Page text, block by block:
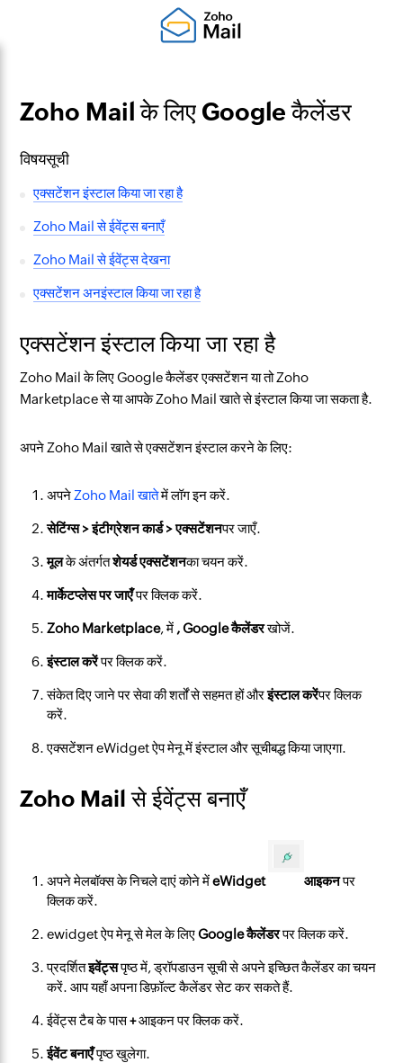
Zoho Mail के लिए Google कैलेंडर
विषयसूची
एक्सटेंशन इंस्टाल किया जा रहा है
Zoho Mail से ईवेंट्स बनाएँ
Zoho Mail से ईवेंट्स देखना
एक्सटेंशन अनइंस्टाल किया जा रहा है
एक्सटेंशन इंस्टाल किया जा रहा है
Zoho Mail के लिए Google कैलेंडर एक्सटेंशन या तो Zoho
Marketplace से या आपके Zoho Mail खाते से इंस्टाल किया जा सकता है.
अपने Zoho Mail खाते से एक्सटेंशन इंस्टाल करने के लिए:
अपने Zoho Mail खातेमें लॉग इन करें.
सेटिंग्स > इंटीग्रेशन कार्ड > एक्सटेंशनपर जाएँ.
मूलके अंतर्गतशेयर्ड एक्सटेंशनका चयन करें.
मार्केटप्लेस पर जाएँपर क्लिक करें.
Zoho Marketplace, में , Google कैलेंडरखोजें.
इंस्टाल करेंपर क्लिक करें.
संकेत दिए जाने पर सेवा की शर्तों से सहमत हों औरइंस्टाल करेंपर क्लिक
करें.
एक्सटेंशन eWidget ऐप मेनू में इंस्टाल और सूचीबद्ध किया जाएगा.
Zoho Mail से ईवेंट्स बनाएँ
अपने मेलबॉक्स के निचले दाएं कोने मेंeWidget आइकनपर
क्लिक करें.
ewidget ऐप मेनू से मेल के लिएGoogle कैलेंडरपर क्लिक करें.
प्रदर्शितइवेंट्सपृष्ठ में, ड्रॉपडाउन सूची से अपने इच्छित कैलेंडर का चयन
करें. आप यहाँ अपना डिफ़ॉल्ट कैलेंडर सेट कर सकते हैं.
ईवेंट्स टैब के पास+आइकन पर क्लिक करें.
ईवेंट बनाएँपृष्ठ खुलेगा.